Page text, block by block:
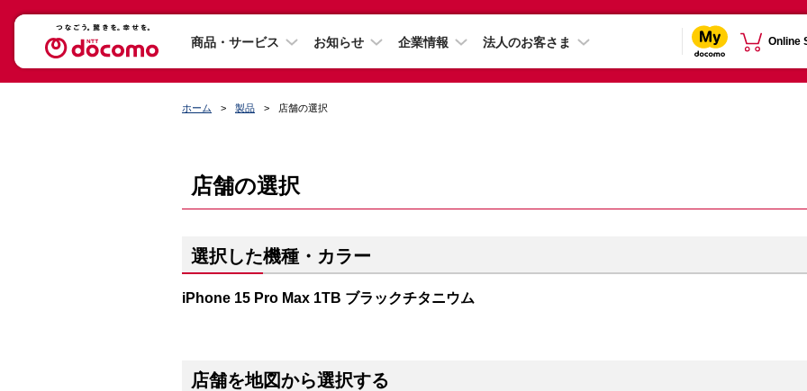
商品・サービス お知らせ 企業情報 法人のお客さま Online
ホーム 製品 店舗の選択
店舗の選択
選択した機種・カラー
iPhone 15 Pro Max 1TB ブラックチタニウム
店舗を地図から選択する